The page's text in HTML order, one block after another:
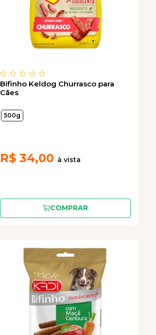
Bifinho Keldog Churrasco para
Cães
500g
R$ 34,00
COMPRAR